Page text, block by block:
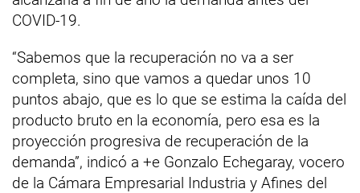
COVID-19.
“Sabemos que la recuperación no va a ser
completa, sino que vamos a quedar unos 10
puntos abajo, que es lo que se estima la caída del
producto bruto en la economía, pero esa es la
proyección progresiva de recuperación de la
demanda”, indicó a +e Gonzalo Echegaray, vocero
de la Cámara Empresarial Industria y Afines del